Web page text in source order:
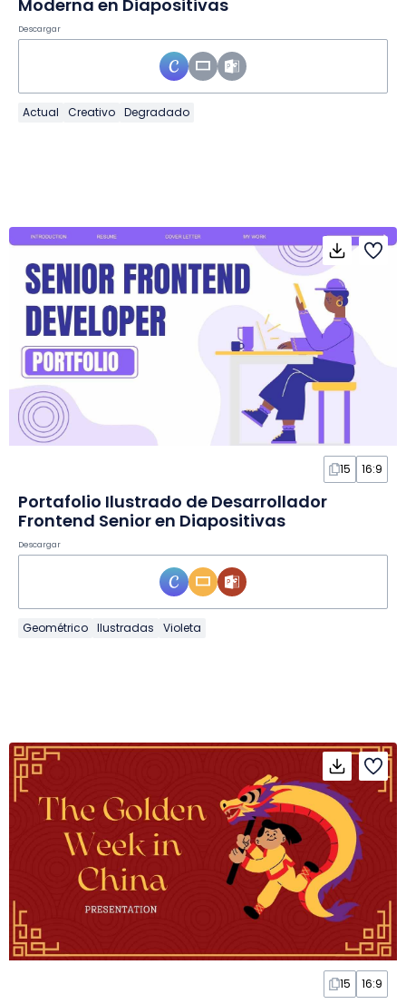
Moderna en Diapositivas
Descargar
Actual Creativo Degradado
15 16:9
Portafolio Ilustrado de Desarrollador
Frontend Senior en Diapositivas
Descargar
Geométrico Ilustradas Violeta
15 16:9